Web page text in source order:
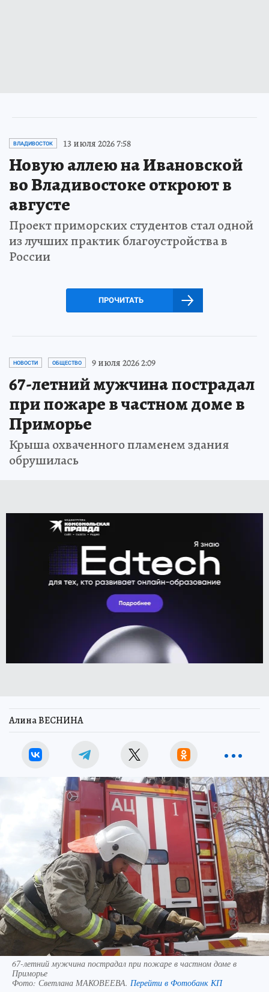
ВЛАДИВОСТОК 13 июля 2026 7:58
Новую аллею на Ивановской
во Владивостоке откроют в
августе
Проект приморских студентов стал одной
из лучших практик благоустройства в
России
ПРОЧИТАТЬ
НОВОСТИ ОБЩЕСТВО 9 июля 2026 2:09
67-летний мужчина пострадал
при пожаре в частном доме в
Приморье
Крыша охваченного пламенем здания
обрушилась
Алина ВЕСНИНА
67-летний мужчина пострадал при пожаре в частном доме в
Приморье
Фото: Светлана МАКОВЕЕВА. Перейти в Фотобанк КП